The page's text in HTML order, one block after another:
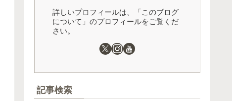
詳しいプロフィールは、「このブログ
について」のプロフィールをご覧くだ
さい。
記事検索